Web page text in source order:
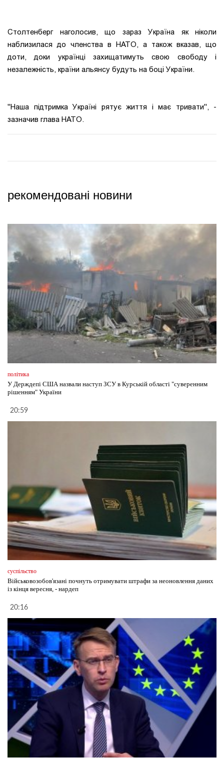
Столтенберг наголосив, що зараз Україна як ніколи
наблизилася до членства в НАТО, а також вказав, що
доти, доки українці захищатимуть свою свободу і
незалежність, країни альянсу будуть на боці України.
"Наша підтримка Україні рятує життя і має тривати", -
зазначив глава НАТО.
рекомендовані новини
політика
У Держдепі США назвали наступ ЗСУ в Курській області "суверенним
рішенням" України
20:59
суспільство
Військовозобов'язані почнуть отримувати штрафи за неоновлення даних
із кінця вересня, - нардеп
20:16